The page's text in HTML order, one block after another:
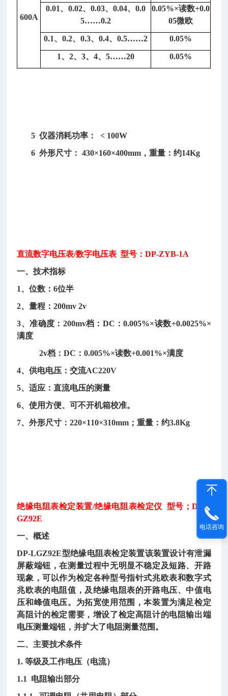
600A
0.01、0.02、0.03、0.04、0.0
5……0.2
0.05%×读数+0.0
05微欧
0.1、0.2、0.3、0.4、0.5……2 0.05%
1、2、3、4、5……20 0.05%
5 仪器消耗功率： < 100W
6 外形尺寸： 430×160×400mm，重量：约14Kg
直流数字电压表/数字电压表 型号：DP-ZYB-1A
一、技术指标
1、位数：6位半
2、量程：200mv 2v
3、准确度：200mv档：DC：0.005%×读数+0.0025%×
满度
2v档：DC：0.005%×读数+0.001%×满度
4、供电电压：交流AC220V
5、适应：直流电压的测量
6、使用方便、可不开机箱校准。
7、外形尺寸：220×110×310mm；重量：约3.8Kg
绝缘电阻表检定装置/绝缘电阻表检定仪 型号；DP-L
GZ92E
一、概述
DP-LGZ92E型绝缘电阻表检定装置该装置设计有泄漏
屏蔽端钮，在测量过程中无明显不稳定及短路、开路
现象，可以作为检定各种型号指针式兆欧表和数字式
兆欧表的电阻值，及绝缘电阻表的开路电压、中值电
压和峰值电压。为拓宽使用范围，本装置为满足检定
高阻计的检定需要，增设了检定高阻计的电阻输出端
电压测量端钮，并扩大了电阻测量范围。
二、主要技术条件
1. 等级及工作电压（电流）
1.1 电阻输出部分
电话咨询